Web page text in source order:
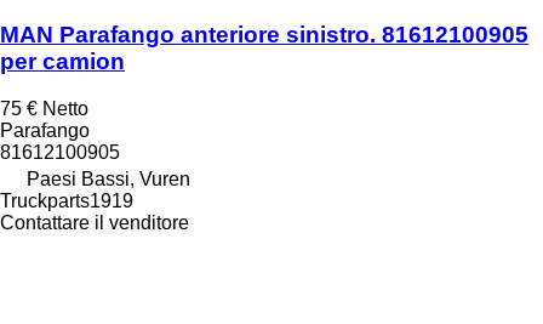
MAN Parafango anteriore sinistro. 81612100905
per camion
75 € Netto
Parafango
81612100905
Paesi Bassi, Vuren
Truckparts1919
Contattare il venditore